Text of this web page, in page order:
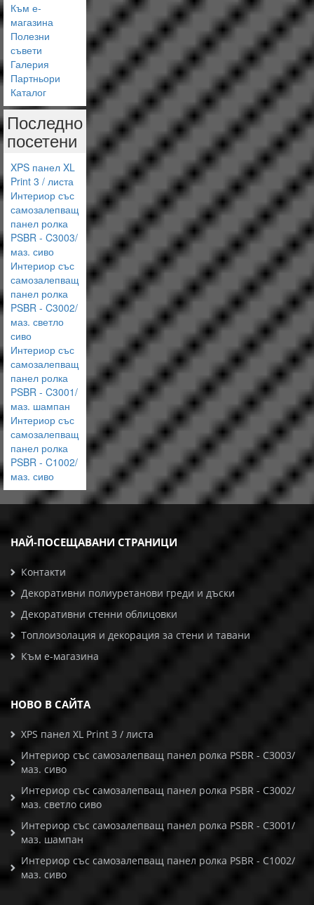
Към е-
магазина
Полезни
съвети
Галерия
Партньори
Каталог
Последно
посетени
XPS панел XL
Print 3 / листа
Интериор със
самозалепващ
панел ролка
PSBR - C3003/
маз. сиво
Интериор със
самозалепващ
панел ролка
PSBR - C3002/
маз. светло
сиво
Интериор със
самозалепващ
панел ролка
PSBR - C3001/
маз. шампан
Интериор със
самозалепващ
панел ролка
PSBR - C1002/
маз. сиво
НАЙ-ПОСЕЩАВАНИ СТРАНИЦИ
Контакти
Декоративни полиуретанови греди и дъски
Декоративни стенни облицовки
Топлоизолация и декорация за стени и тавани
Към е-магазина
НОВО В САЙТА
XPS панел XL Print 3 / листа
Интериор със самозалепващ панел ролка PSBR - C3003/
маз. сиво
Интериор със самозалепващ панел ролка PSBR - C3002/
маз. светло сиво
Интериор със самозалепващ панел ролка PSBR - C3001/
маз. шампан
Интериор със самозалепващ панел ролка PSBR - C1002/
маз. сиво